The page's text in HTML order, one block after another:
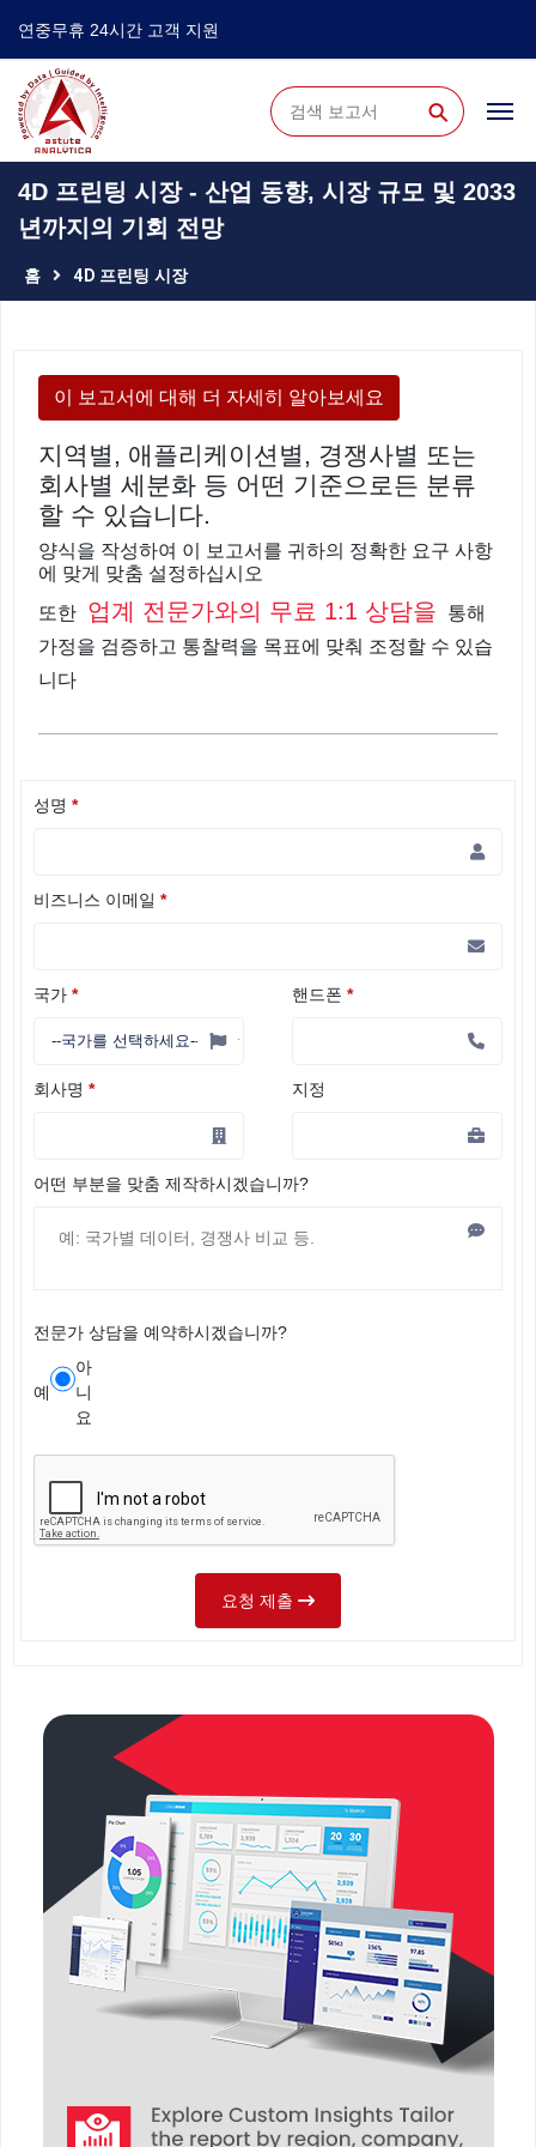
연중무휴 24시간 고객 지원
⚲
4D 프린팅 시장 - 산업 동향, 시장 규모 및 2033
년까지의 기회 전망
홈 4D 프린팅 시장
이 보고서에 대해 더 자세히 알아보세요
지역별, 애플리케이션별, 경쟁사별 또는
회사별 세분화 등 어떤 기준으로든 분류
할 수 있습니다.
양식을 작성하여 이 보고서를 귀하의 정확한 요구 사항
에 맞게 맞춤 설정하십시오
또한 업계 전문가와의 무료 1:1 상담을
통해
가정을 검증하고 통찰력을 목표에 맞춰 조정할 수 있습
니다
성명 *
비즈니스 이메일 *
국가 * 핸드폰 *
회사명 * 지정
어떤 부분을 맞춤 제작하시겠습니까?
전문가 상담을 예약하시겠습니까?
예
아
니
요
요청 제출